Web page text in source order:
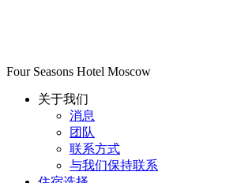
Four Seasons Hotel Moscow
关于我们
消息
团队
联系方式
与我们保持联系